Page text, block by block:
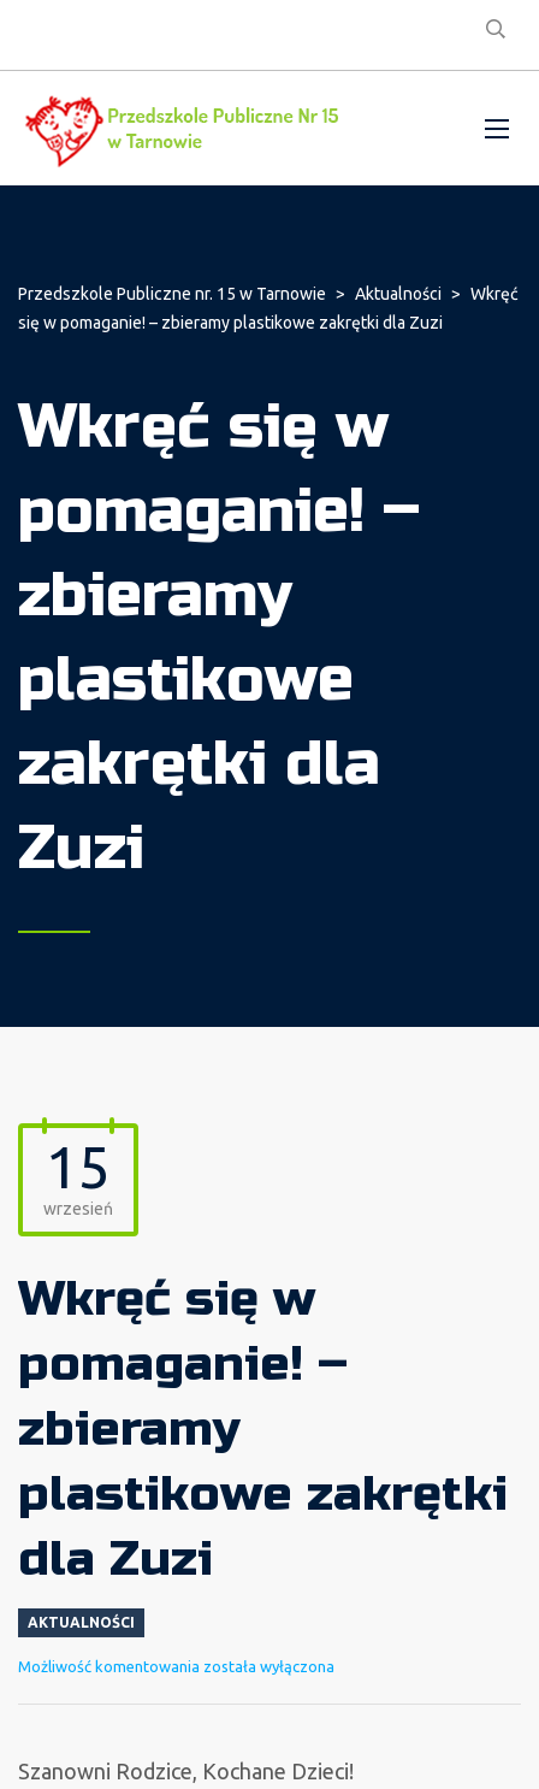
Przedszkole Publiczne nr. 15 w Tarnowie > Aktualności > Wkręć
się w pomaganie! – zbieramy plastikowe zakrętki dla Zuzi
Wkręć się w
pomaganie! –
zbieramy
plastikowe
zakrętki dla
Zuzi
15
wrzesień
Wkręć się w
pomaganie! –
zbieramy
plastikowe zakrętki
dla Zuzi
AKTUALNOŚCI
Możliwość komentowania Wkręć
pomaganie!
została wyłączona
Szanowni Rodzice, Kochane Dzieci!